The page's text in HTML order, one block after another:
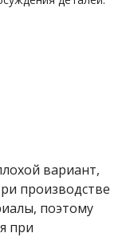
вариант,
производстве
поэтому
при